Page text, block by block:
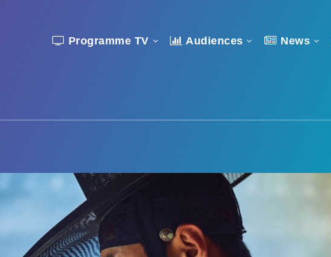
Programme TV Audiences News